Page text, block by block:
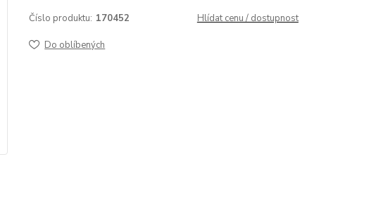
Číslo produktu: 170452 Hlídat cenu / dostupnost
Do oblíbených